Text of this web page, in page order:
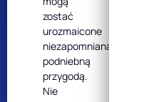
zostać
urozmaicone
niezapomnianą,
podniebną
przygodą.
Nie